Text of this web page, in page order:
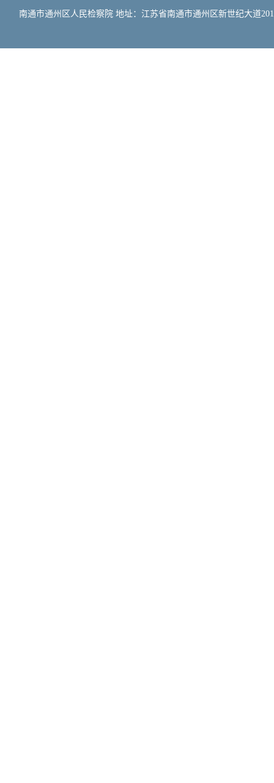
南通市通州区人民检察院 地址：江苏省南通市通州区新世纪大